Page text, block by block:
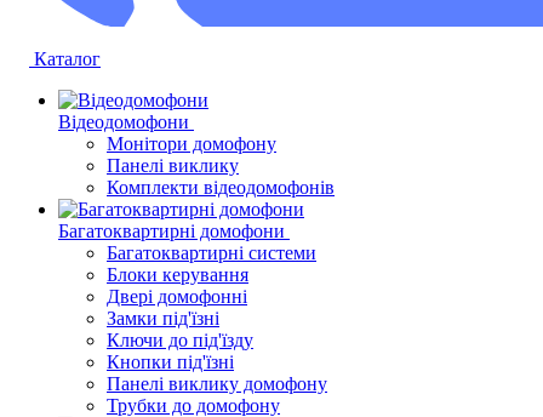
Каталог
Відеодомофони
Монітори домофону
Панелі виклику
Комплекти відеодомофонів
Багатоквартирні домофони
Багатоквартирні системи
Блоки керування
Двері домофонні
Замки під'їзні
Ключи до під'їзду
Кнопки під'їзні
Панелі виклику домофону
Трубки до домофону